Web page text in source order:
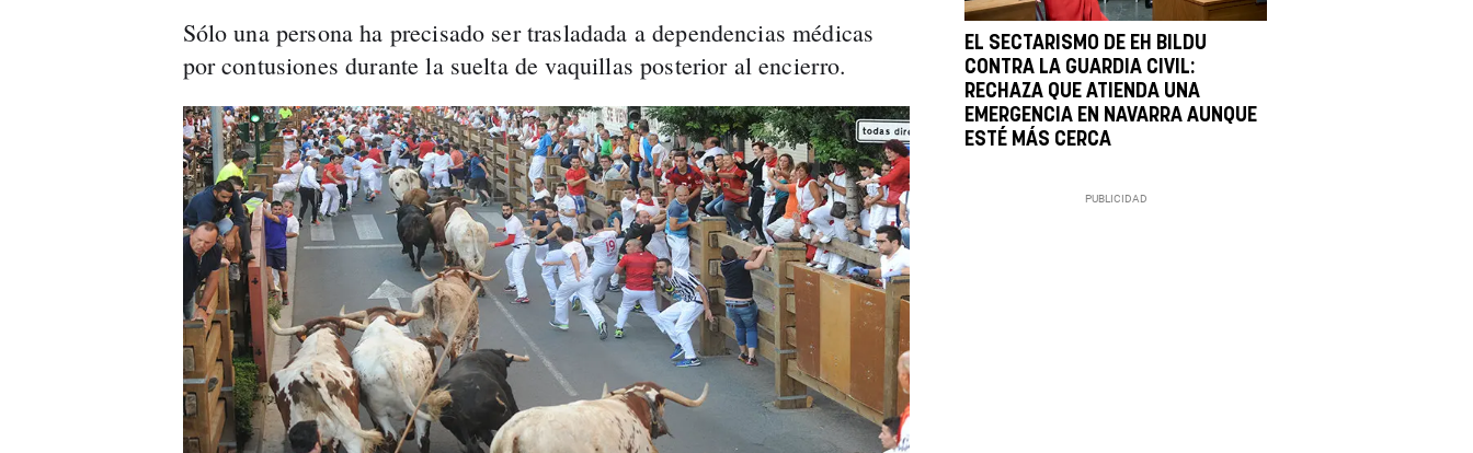
Sólo una persona ha precisado ser trasladada a dependencias médicas
por contusiones durante la suelta de vaquillas posterior al encierro.
EL SECTARISMO DE EH BILDU
CONTRA LA GUARDIA CIVIL:
RECHAZA QUE ATIENDA UNA
EMERGENCIA EN NAVARRA AUNQUE
ESTÉ MÁS CERCA